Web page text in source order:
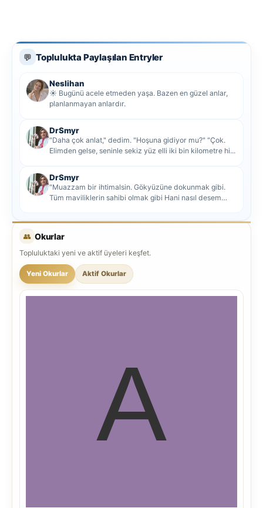
💬 Toplulukta Paylaşılan Entryler
Neslihan
☀️ Bugünü acele etmeden yaşa. Bazen en güzel anlar,
planlanmayan anlardır.
DrSmyr
"Daha çok anlat," dedim. "Hoşuna gidiyor mu?" "Çok.
Elimden gelse, seninle sekiz yüz elli iki bin kilometre hi...
DrSmyr
"Muazzam bir ihtimalsin. Gökyüzüne dokunmak gibi.
Tüm maviliklerin sahibi olmak gibi Hani nasıl desem
👥 Okurlar
Topluluktaki yeni ve aktif üyeleri keşfet.
Yeni Okurlar Aktif Okurlar